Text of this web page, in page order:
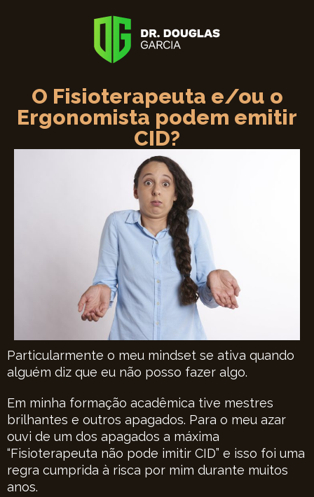
O Fisioterapeuta e/ou o
Ergonomista podem emitir
CID?
Particularmente o meu mindset se ativa quando
alguém diz que eu não posso fazer algo.
Em minha formação acadêmica tive mestres
brilhantes e outros apagados. Para o meu azar
ouvi de um dos apagados a máxima
“Fisioterapeuta não pode imitir CID” e isso foi uma
regra cumprida à risca por mim durante muitos
anos.